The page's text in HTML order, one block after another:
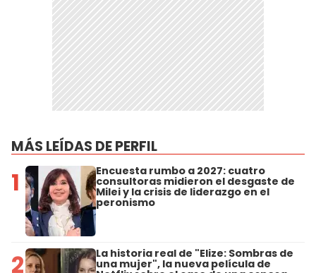
MÁS LEÍDAS DE PERFIL
1 Encuesta rumbo a 2027: cuatro
consultoras midieron el desgaste de
Milei y la crisis de liderazgo en el
peronismo
2 La historia real de "Elize: Sombras de
una mujer", la nueva película de